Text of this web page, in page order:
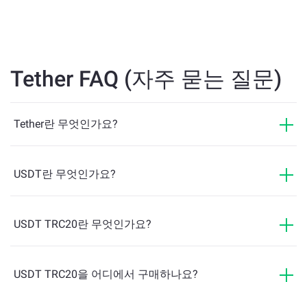
큰을 발행하기 시작했습니다. 이로 인해 USDT는 일상적인
교했을 때, TRC20 USDT는 더 낮은 수수료와 더 빠른 속도
Tether FAQ (자주 묻는 질문)
Tether란 무엇인가요?
USDT란 무엇인가요?
USDT TRC20란 무엇인가요?
USDT TRC20을 어디에서 구매하나요?